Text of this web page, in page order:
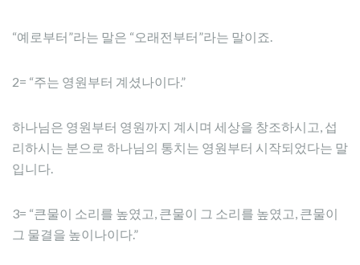
“예로부터”라는 말은 “오래전부터”라는 말이죠.
2= “주는 영원부터 계셨나이다.”
하나님은 영원부터 영원까지 계시며 세상을 창조하시고, 섭
리하시는 분으로 하나님의 통치는 영원부터 시작되었다는 말
입니다.
3= “큰물이 소리를 높였고, 큰물이 그 소리를 높였고, 큰물이
그 물결을 높이나이다.”